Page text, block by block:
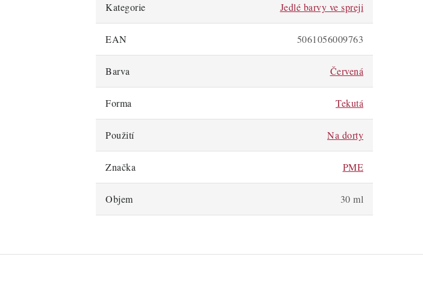
Kategorie Jedlé barvy ve spreji
EAN 5061056009763
Barva Červená
Forma Tekutá
Použití Na dorty
Značka PME
Objem 30 ml